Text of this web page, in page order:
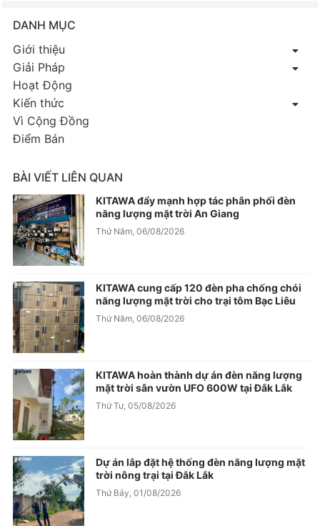
DANH MỤC
Giới thiệu
Giải Pháp
Hoạt Động
Kiến thức
Vì Cộng Đồng
Điểm Bán
BÀI VIẾT LIÊN QUAN
KITAWA đẩy mạnh hợp tác phân phối đèn
năng lượng mặt trời An Giang
Thứ Năm, 06/08/2026
KITAWA cung cấp 120 đèn pha chống chói
năng lượng mặt trời cho trại tôm Bạc Liêu
Thứ Năm, 06/08/2026
KITAWA hoàn thành dự án đèn năng lượng
mặt trời sân vườn UFO 600W tại Đắk Lắk
Thứ Tư, 05/08/2026
Dự án lắp đặt hệ thống đèn năng lượng mặt
trời nông trại tại Đắk Lắk
Thứ Bảy, 01/08/2026